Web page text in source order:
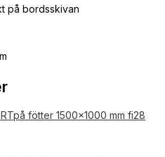
på bordsskivan